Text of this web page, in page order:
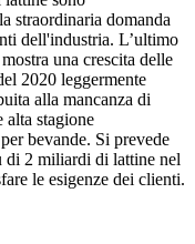
straordinaria domanda
dell'industria. L’ultimo
una crescita delle
2020 leggermente
alla mancanza di
alta stagione
bevande. Si prevede
di 2 miliardi di lattine nel
le esigenze dei clienti.